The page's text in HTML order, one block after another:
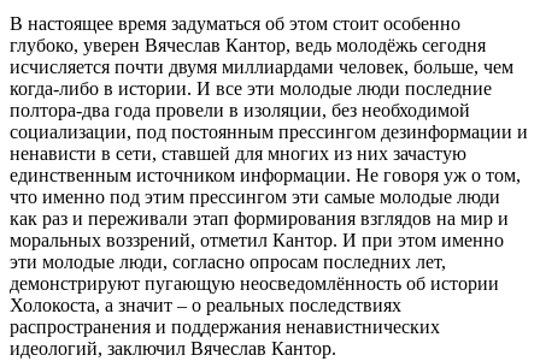
В настоящее время задуматься об этом стоит особенно
глубоко, уверен Вячеслав Кантор, ведь молодёжь сегодня
исчисляется почти двумя миллиардами человек, больше, чем
когда-либо в истории. И все эти молодые люди последние
полтора-два года провели в изоляции, без необходимой
социализации, под постоянным прессингом дезинформации и
ненависти в сети, ставшей для многих из них зачастую
единственным источником информации. Не говоря уж о том,
что именно под этим прессингом эти самые молодые люди
как раз и переживали этап формирования взглядов на мир и
моральных воззрений, отметил Кантор. И при этом именно
эти молодые люди, согласно опросам последних лет,
демонстрируют пугающую неосведомлённость об истории
Холокоста, а значит – о реальных последствиях
распространения и поддержания ненавистнических
идеологий, заключил Вячеслав Кантор.